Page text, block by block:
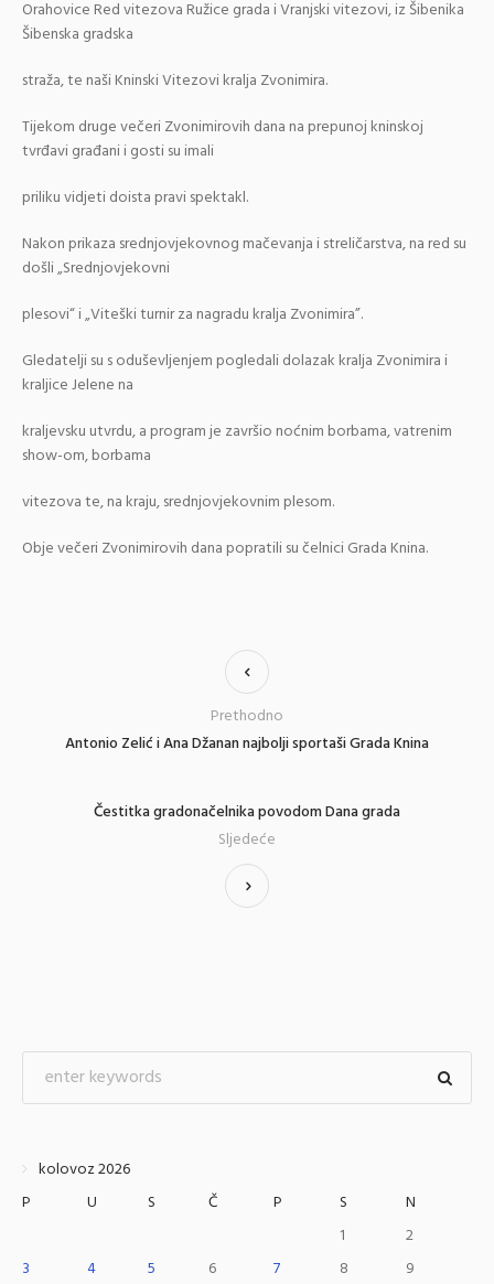
Orahovice Red vitezova Ružice grada i Vranjski vitezovi, iz Šibenika
Šibenska gradska
straža, te naši Kninski Vitezovi kralja Zvonimira.
Tijekom druge večeri Zvonimirovih dana na prepunoj kninskoj
tvrđavi građani i gosti su imali
priliku vidjeti doista pravi spektakl.
Nakon prikaza srednjovjekovnog mačevanja i streličarstva, na red su
došli „Srednjovjekovni
plesovi“ i „Viteški turnir za nagradu kralja Zvonimira”.
Gledatelji su s oduševljenjem pogledali dolazak kralja Zvonimira i
kraljice Jelene na
kraljevsku utvrdu, a program je završio noćnim borbama, vatrenim
show-om, borbama
vitezova te, na kraju, srednjovjekovnim plesom.
Obje večeri Zvonimirovih dana popratili su čelnici Grada Knina.
Antonio Zelić i Ana Džanan najbolji sportaši Grada Knina
Prethodno
Čestitka gradonačelnika povodom Dana grada
Sljedeće
kolovoz 2026
P
U S Č P S
N
1
2
3
4 5 6 7 8
9